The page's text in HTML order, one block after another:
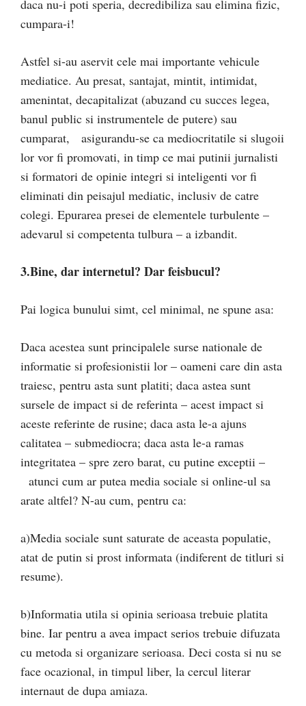
daca nu-i poti speria, decredibiliza sau elimina fizic,
cumpara-i!
Astfel si-au aservit cele mai importante vehicule
mediatice. Au presat, santajat, mintit, intimidat,
amenintat, decapitalizat (abuzand cu succes legea,
banul public si instrumentele de putere) sau
cumparat, asigurandu-se ca mediocritatile si slugoii
lor vor fi promovati, in timp ce mai putinii jurnalisti
si formatori de opinie integri si inteligenti vor fi
eliminati din peisajul mediatic, inclusiv de catre
colegi. Epurarea presei de elementele turbulente –
adevarul si competenta tulbura – a izbandit.
3.Bine, dar internetul? Dar feisbucul?
Pai logica bunului simt, cel minimal, ne spune asa:
Daca acestea sunt principalele surse nationale de
informatie si profesionistii lor – oameni care din asta
traiesc, pentru asta sunt platiti; daca astea sunt
sursele de impact si de referinta – acest impact si
aceste referinte de rusine; daca asta le-a ajuns
calitatea – submediocra; daca asta le-a ramas
integritatea – spre zero barat, cu putine exceptii –
atunci cum ar putea media sociale si online-ul sa
arate altfel? N-au cum, pentru ca:
a)Media sociale sunt saturate de aceasta populatie,
atat de putin si prost informata (indiferent de titluri si
resume).
b)Informatia utila si opinia serioasa trebuie platita
bine. Iar pentru a avea impact serios trebuie difuzata
cu metoda si organizare serioasa. Deci costa si nu se
face ocazional, in timpul liber, la cercul literar
internaut de dupa amiaza.